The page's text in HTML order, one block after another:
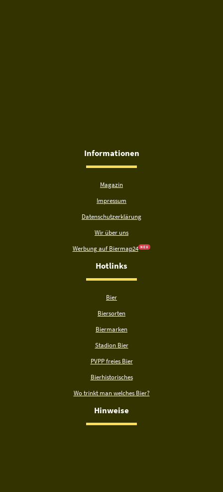
Informationen
Magazin
Impressum
Datenschutzerklärung
Wir über uns
Werbung auf Biermap24 N E U
Hotlinks
Bier
Biersorten
Biermarken
Stadion Bier
PVPP freies Bier
Bierhistorisches
Wo trinkt man welches Bier?
Hinweise